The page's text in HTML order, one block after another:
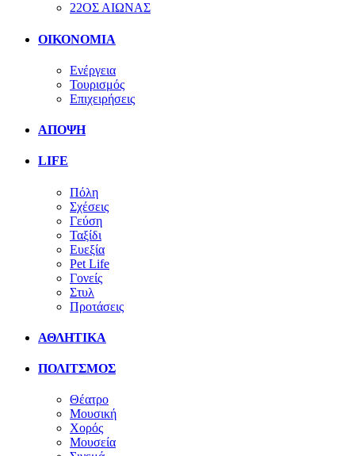
22ΟΣ ΑΙΩΝΑΣ
ΟΙΚΟΝΟΜΙΑ
Ενέργεια
Τουρισμός
Επιχειρήσεις
ΑΠΟΨΗ
LIFE
Πόλη
Σχέσεις
Γεύση
Ταξίδι
Ευεξία
Pet Life
Γονείς
Στυλ
Προτάσεις
ΑΘΛΗΤΙΚΑ
ΠΟΛΙΤΣΜΟΣ
Θέατρο
Μουσική
Χορός
Μουσεία